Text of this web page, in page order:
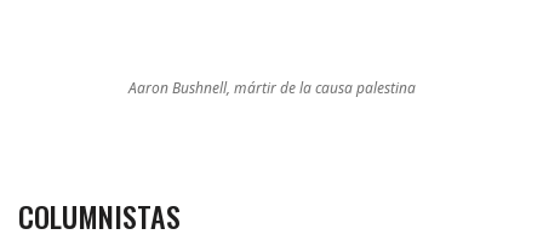
Aaron Bushnell, mártir de la causa palestina
COLUMNISTAS